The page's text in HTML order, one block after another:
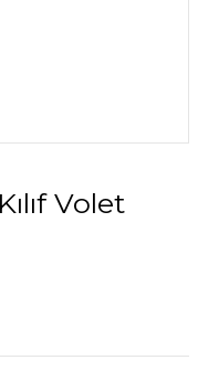
Volet